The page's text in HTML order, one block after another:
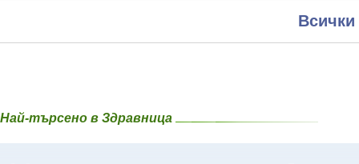
Най-търсено в Здравница